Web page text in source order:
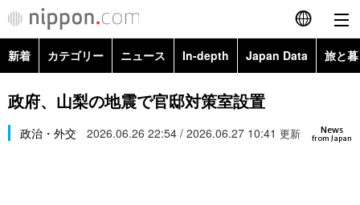
English
简体字
繁體字
新着 カテゴリー ニュース In-depth Japan Data 旅と
政治・外交
経済・ビジネス Images
政府、山梨の地震で官邸対策室設置
News
from Japan
政治・外交 2026.06.26 22:54 / 2026.06.27 10:41 更新